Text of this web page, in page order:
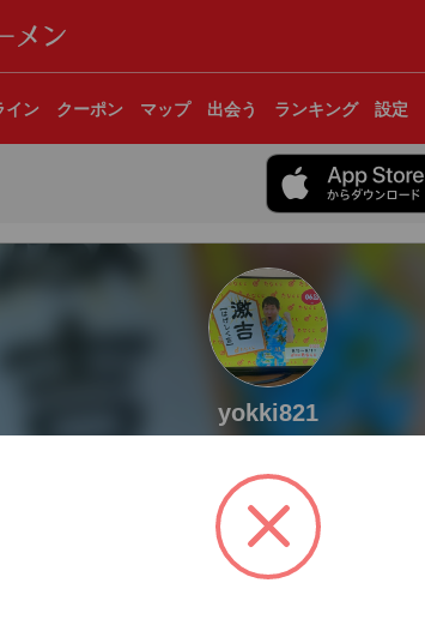
イン クーポン マップ 出会う ランキング 設定
yokki821